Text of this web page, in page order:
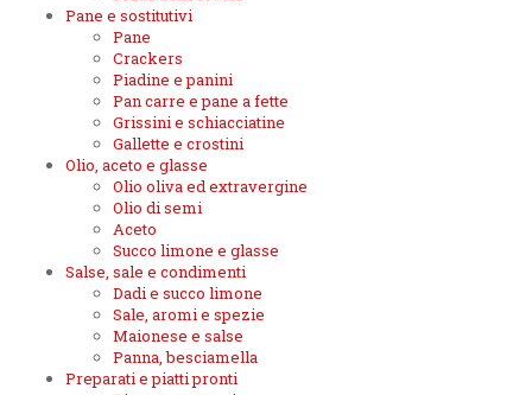
Pane e sostitutivi
Pane
Crackers
Piadine e panini
Pan carre e pane a fette
Grissini e schiacciatine
Gallette e crostini
Olio, aceto e glasse
Olio oliva ed extravergine
Olio di semi
Aceto
Succo limone e glasse
Salse, sale e condimenti
Dadi e succo limone
Sale, aromi e spezie
Maionese e salse
Panna, besciamella
Preparati e piatti pronti